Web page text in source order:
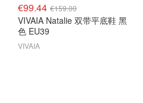
€99.44 €159.00
VIVAIA Natalie 双带平底鞋 黑
色 EU39
VIVAIA